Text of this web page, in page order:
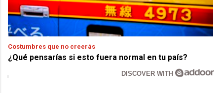
Costumbres que no creerás
¿Qué pensarías si esto fuera normal en tu país?
DISCOVER WITH